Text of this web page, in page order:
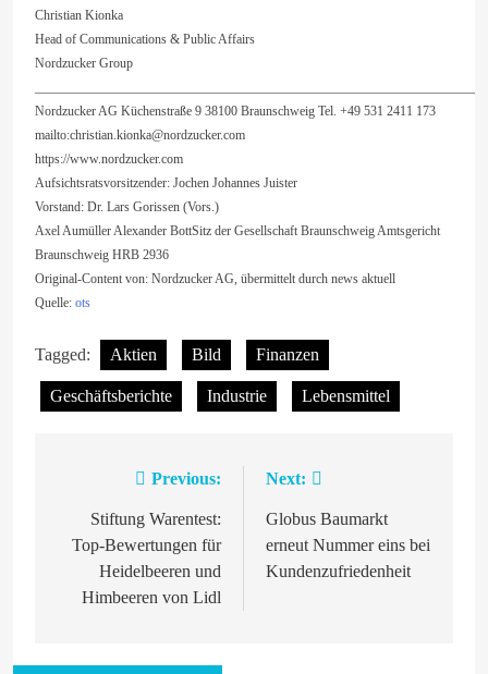
Christian Kionka
Head of Communications & Public Affairs
Nordzucker Group
Nordzucker AG Küchenstraße 9 38100 Braunschweig Tel. +49 531 2411 173
mailto:christian.kionka@nordzucker.com
https://www.nordzucker.com
Aufsichtsratsvorsitzender: Jochen Johannes Juister
Vorstand: Dr. Lars Gorissen (Vors.)
Axel Aumüller Alexander BottSitz der Gesellschaft Braunschweig Amtsgericht
Braunschweig HRB 2936
Original-Content von: Nordzucker AG, übermittelt durch news aktuell
Quelle: ots
Tagged: Aktien Bild Finanzen
Geschäftsberichte Industrie Lebensmittel
Beitragsnavigation
Previous:
Stiftung Warentest:
Top-Bewertungen für
Heidelbeeren und
Himbeeren von Lidl
Next:
Globus Baumarkt
erneut Nummer eins bei
Kundenzufriedenheit